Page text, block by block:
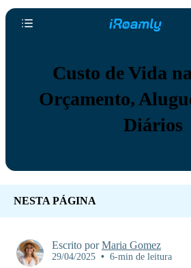
Custo de Vida
Orçamento,
Diários
NESTA PÁGINA
Escrito porMaria Gomez
29/04/2025 • 6-min de leitura